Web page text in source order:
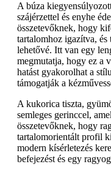
A búza
szájérzettel és enyhe
összetevőknek, hogy
tartalomhoz igazítva, és
lehetővé. Itt van egy
megmutatja, hogy ez a
hatást gyakorolhat a
támogatják a
A kukorica tiszta,
semleges gerinccel,
összetevőknek, hogy
tartalomorientált profil
modern kísérletezés
befejezést és egy